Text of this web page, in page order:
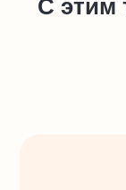
С этим